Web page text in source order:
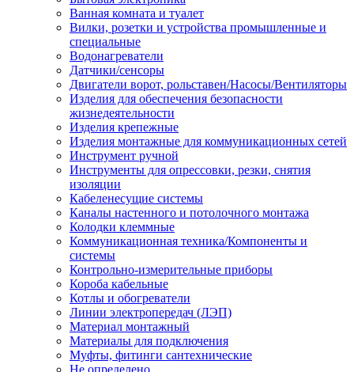
Ванная комната и туалет
Вилки, розетки и устройства промышленные и
специальные
Водонагреватели
Датчики/сенсоры
Двигатели ворот, рольставен/Насосы/Вентиляторы
Изделия для обеспечения безопасности
жизнедеятельности
Изделия крепежные
Изделия монтажные для коммуникационных сетей
Инструмент ручной
Инструменты для опрессовки, резки, снятия
изоляции
Кабеленесущие системы
Каналы настенного и потолочного монтажа
Колодки клеммные
Коммуникационная техника/Компоненты и
системы
Контрольно-измерительные приборы
Короба кабельные
Котлы и обогреватели
Линии электропередач (ЛЭП)
Материал монтажный
Материалы для подключения
Муфты, фитинги сантехнические
Не определено